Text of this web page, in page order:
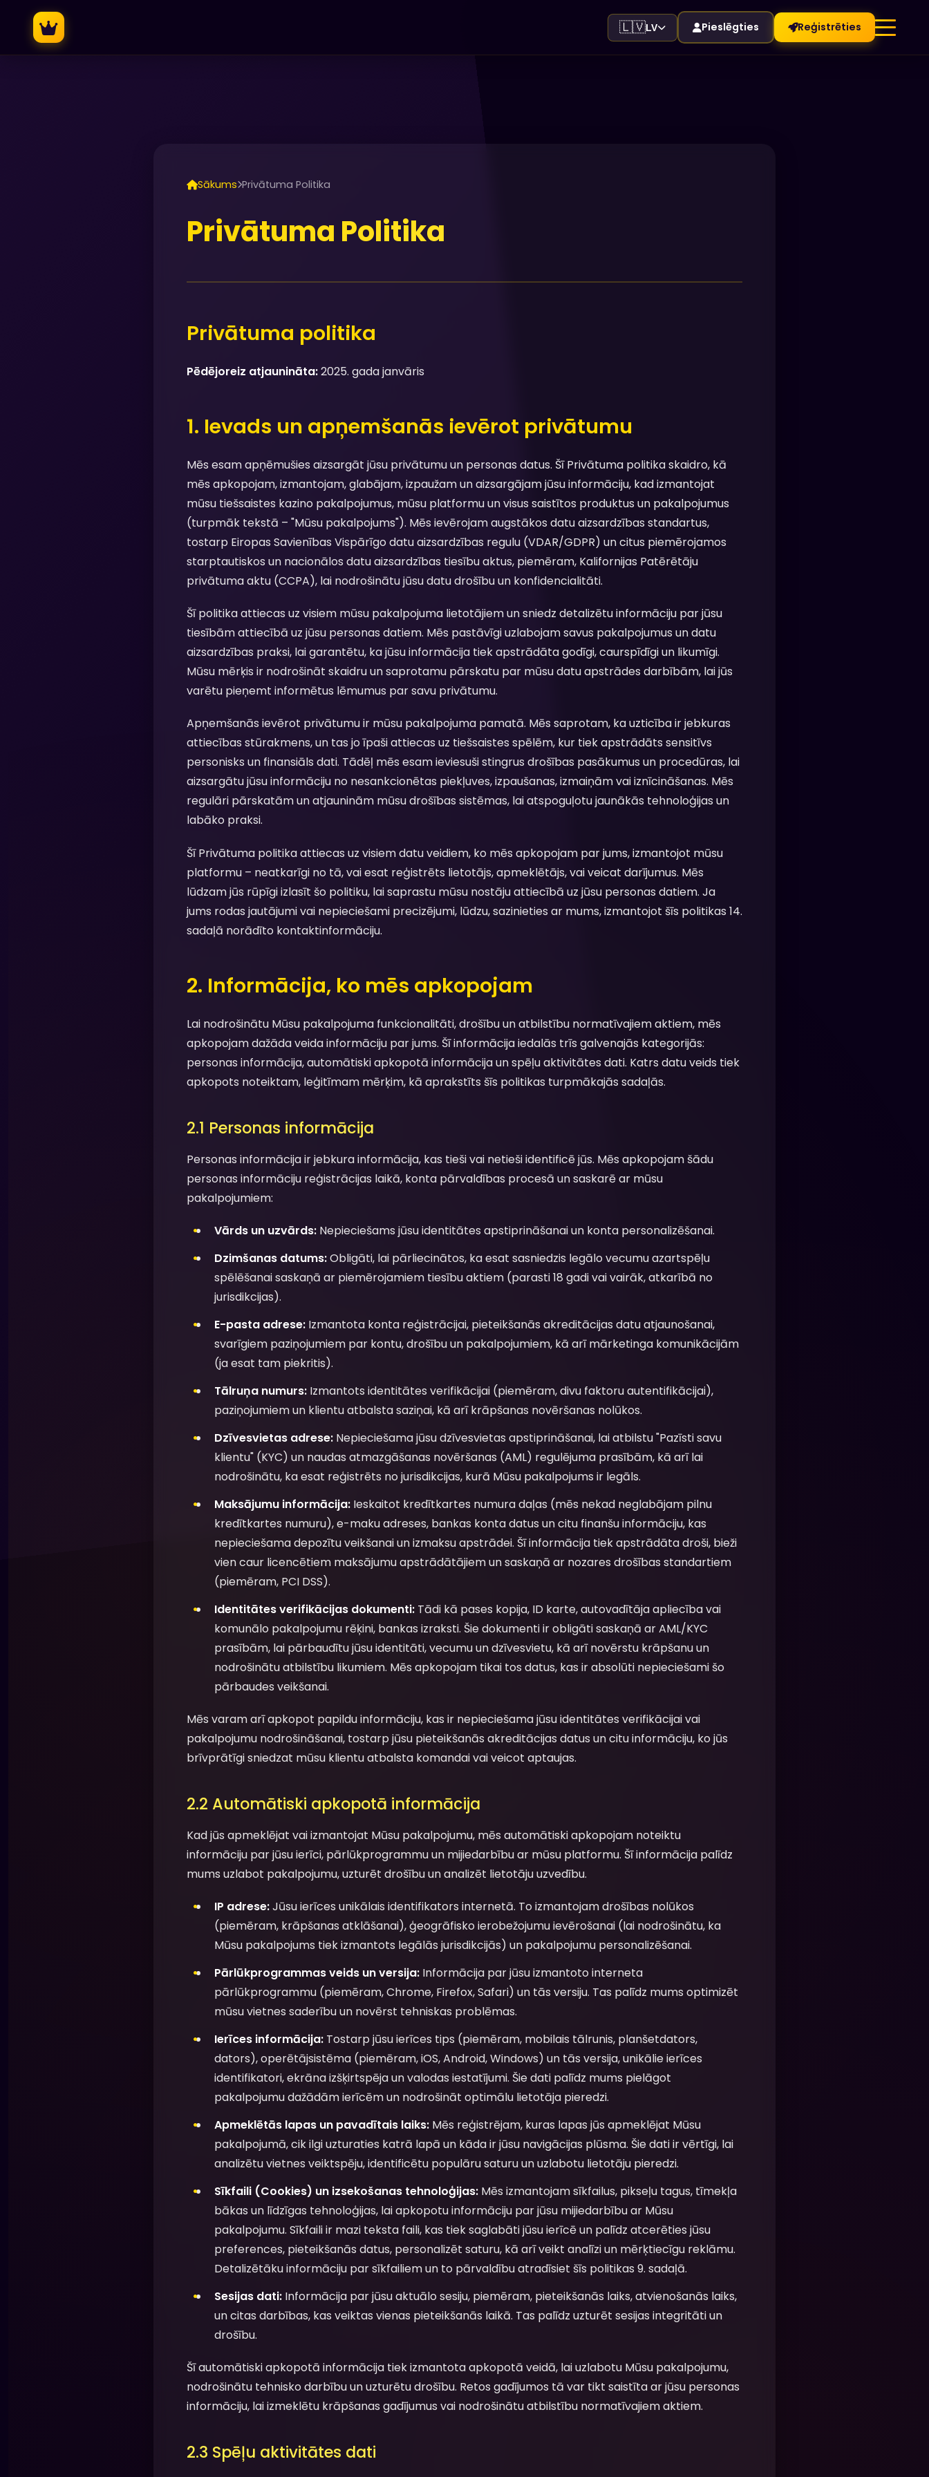
🇱🇻LV Pieslēgties Reģistrēties
Sākums Privātuma Politika
Privātuma Politika
Privātuma politika
Pēdējoreiz atjaunināta:2025. gada janvāris
1. Ievads un apņemšanās ievērot privātumu
Mēs esam apņēmušies aizsargāt jūsu privātumu un personas datus. Šī Privātuma politika skaidro, kā
mēs apkopojam, izmantojam, glabājam, izpaužam un aizsargājam jūsu informāciju, kad izmantojat
mūsu tiešsaistes kazino pakalpojumus, mūsu platformu un visus saistītos produktus un pakalpojumus
(turpmāk tekstā – "Mūsu pakalpojums"). Mēs ievērojam augstākos datu aizsardzības standartus,
tostarp Eiropas Savienības Vispārīgo datu aizsardzības regulu (VDAR/GDPR) un citus piemērojamos
starptautiskos un nacionālos datu aizsardzības tiesību aktus, piemēram, Kalifornijas Patērētāju
privātuma aktu (CCPA), lai nodrošinātu jūsu datu drošību un konfidencialitāti.
Šī politika attiecas uz visiem mūsu pakalpojuma lietotājiem un sniedz detalizētu informāciju par jūsu
tiesībām attiecībā uz jūsu personas datiem. Mēs pastāvīgi uzlabojam savus pakalpojumus un datu
aizsardzības praksi, lai garantētu, ka jūsu informācija tiek apstrādāta godīgi, caurspīdīgi un likumīgi.
Mūsu mērķis ir nodrošināt skaidru un saprotamu pārskatu par mūsu datu apstrādes darbībām, lai jūs
varētu pieņemt informētus lēmumus par savu privātumu.
Apņemšanās ievērot privātumu ir mūsu pakalpojuma pamatā. Mēs saprotam, ka uzticība ir jebkuras
attiecības stūrakmens, un tas jo īpaši attiecas uz tiešsaistes spēlēm, kur tiek apstrādāts sensitīvs
personisks un finansiāls dati. Tādēļ mēs esam ieviesuši stingrus drošības pasākumus un procedūras, lai
aizsargātu jūsu informāciju no nesankcionētas piekļuves, izpaušanas, izmaiņām vai iznīcināšanas. Mēs
regulāri pārskatām un atjauninām mūsu drošības sistēmas, lai atspoguļotu jaunākās tehnoloģijas un
labāko praksi.
Šī Privātuma politika attiecas uz visiem datu veidiem, ko mēs apkopojam par jums, izmantojot mūsu
platformu – neatkarīgi no tā, vai esat reģistrēts lietotājs, apmeklētājs, vai veicat darījumus. Mēs
lūdzam jūs rūpīgi izlasīt šo politiku, lai saprastu mūsu nostāju attiecībā uz jūsu personas datiem. Ja
jums rodas jautājumi vai nepieciešami precizējumi, lūdzu, sazinieties ar mums, izmantojot šīs politikas 14.
sadaļā norādīto kontaktinformāciju.
2. Informācija, ko mēs apkopojam
Lai nodrošinātu Mūsu pakalpojuma funkcionalitāti, drošību un atbilstību normatīvajiem aktiem, mēs
apkopojam dažāda veida informāciju par jums. Šī informācija iedalās trīs galvenajās kategorijās:
personas informācija, automātiski apkopotā informācija un spēļu aktivitātes dati. Katrs datu veids tiek
apkopots noteiktam, leģitīmam mērķim, kā aprakstīts šīs politikas turpmākajās sadaļās.
2.1 Personas informācija
Personas informācija ir jebkura informācija, kas tieši vai netieši identificē jūs. Mēs apkopojam šādu
personas informāciju reģistrācijas laikā, konta pārvaldības procesā un saskarē ar mūsu
pakalpojumiem:
Vārds un uzvārds: Nepieciešams jūsu identitātes apstiprināšanai un konta personalizēšanai.
Dzimšanas datums:Obligāti, lai pārliecinātos, ka esat sasniedzis legālo vecumu azartspēļu
spēlēšanai saskaņā ar piemērojamiem tiesību aktiem (parasti 18 gadi vai vairāk, atkarībā no
jurisdikcijas).
E-pasta adrese: Izmantota konta reģistrācijai, pieteikšanās akreditācijas datu atjaunošanai,
svarīgiem paziņojumiem par kontu, drošību un pakalpojumiem, kā arī mārketinga komunikācijām
(ja esat tam piekritis).
Tālruņa numurs: Izmantots identitātes verifikācijai (piemēram, divu faktoru autentifikācijai),
paziņojumiem un klientu atbalsta saziņai, kā arī krāpšanas novēršanas nolūkos.
Dzīvesvietas adrese: Nepieciešama jūsu dzīvesvietas apstiprināšanai, lai atbilstu "Pazīsti savu
klientu" (KYC) un naudas atmazgāšanas novēršanas (AML) regulējuma prasībām, kā arī lai
nodrošinātu, ka esat reģistrēts no jurisdikcijas, kurā Mūsu pakalpojums ir legāls.
Maksājumu informācija: Ieskaitot kredītkartes numura daļas (mēs nekad neglabājam pilnu
kredītkartes numuru), e-maku adreses, bankas konta datus un citu finanšu informāciju, kas
nepieciešama depozītu veikšanai un izmaksu apstrādei. Šī informācija tiek apstrādāta droši, bieži
vien caur licencētiem maksājumu apstrādātājiem un saskaņā ar nozares drošības standartiem
(piemēram, PCI DSS).
Identitātes verifikācijas dokumenti: Tādi kā pases kopija, ID karte, autovadītāja apliecība vai
komunālo pakalpojumu rēķini, bankas izraksti. Šie dokumenti ir obligāti saskaņā ar AML/KYC
prasībām, lai pārbaudītu jūsu identitāti, vecumu un dzīvesvietu, kā arī novērstu krāpšanu un
nodrošinātu atbilstību likumiem. Mēs apkopojam tikai tos datus, kas ir absolūti nepieciešami šo
pārbaudes veikšanai.
Mēs varam arī apkopot papildu informāciju, kas ir nepieciešama jūsu identitātes verifikācijai vai
pakalpojumu nodrošināšanai, tostarp jūsu pieteikšanās akreditācijas datus un citu informāciju, ko jūs
brīvprātīgi sniedzat mūsu klientu atbalsta komandai vai veicot aptaujas.
2.2 Automātiski apkopotā informācija
Kad jūs apmeklējat vai izmantojat Mūsu pakalpojumu, mēs automātiski apkopojam noteiktu
informāciju par jūsu ierīci, pārlūkprogrammu un mijiedarbību ar mūsu platformu. Šī informācija palīdz
mums uzlabot pakalpojumu, uzturēt drošību un analizēt lietotāju uzvedību.
IP adrese:Jūsu ierīces unikālais identifikators internetā. To izmantojam drošības nolūkos
(piemēram, krāpšanas atklāšanai), ģeogrāfisko ierobežojumu ievērošanai (lai nodrošinātu, ka
Mūsu pakalpojums tiek izmantots legālās jurisdikcijās) un pakalpojumu personalizēšanai.
Pārlūkprogrammas veids un versija: Informācija par jūsu izmantoto interneta
pārlūkprogrammu (piemēram, Chrome, Firefox, Safari) un tās versiju. Tas palīdz mums optimizēt
mūsu vietnes saderību un novērst tehniskas problēmas.
Ierīces informācija: Tostarp jūsu ierīces tips (piemēram, mobilais tālrunis, planšetdators,
dators), operētājsistēma (piemēram, iOS, Android, Windows) un tās versija, unikālie ierīces
identifikatori, ekrāna izšķirtspēja un valodas iestatījumi. Šie dati palīdz mums pielāgot
pakalpojumu dažādām ierīcēm un nodrošināt optimālu lietotāja pieredzi.
Apmeklētās lapas un pavadītais laiks: Mēs reģistrējam, kuras lapas jūs apmeklējat Mūsu
pakalpojumā, cik ilgi uzturaties katrā lapā un kāda ir jūsu navigācijas plūsma. Šie dati ir vērtīgi, lai
analizētu vietnes veiktspēju, identificētu populāru saturu un uzlabotu lietotāju pieredzi.
Sīkfaili (Cookies) un izsekošanas tehnoloģijas: Mēs izmantojam sīkfailus, pikseļu tagus, tīmekļa
bākas un līdzīgas tehnoloģijas, lai apkopotu informāciju par jūsu mijiedarbību ar Mūsu
pakalpojumu. Sīkfaili ir mazi teksta faili, kas tiek saglabāti jūsu ierīcē un palīdz atcerēties jūsu
preferences, pieteikšanās datus, personalizēt saturu, kā arī veikt analīzi un mērķtiecīgu reklāmu.
Detalizētāku informāciju par sīkfailiem un to pārvaldību atradīsiet šīs politikas 9. sadaļā.
Sesijas dati: Informācija par jūsu aktuālo sesiju, piemēram, pieteikšanās laiks, atvienošanās laiks,
un citas darbības, kas veiktas vienas pieteikšanās laikā. Tas palīdz uzturēt sesijas integritāti un
drošību.
Šī automātiski apkopotā informācija tiek izmantota apkopotā veidā, lai uzlabotu Mūsu pakalpojumu,
nodrošinātu tehnisko darbību un uzturētu drošību. Retos gadījumos tā var tikt saistīta ar jūsu personas
informāciju, lai izmeklētu krāpšanas gadījumus vai nodrošinātu atbilstību normatīvajiem aktiem.
2.3 Spēļu aktivitātes dati